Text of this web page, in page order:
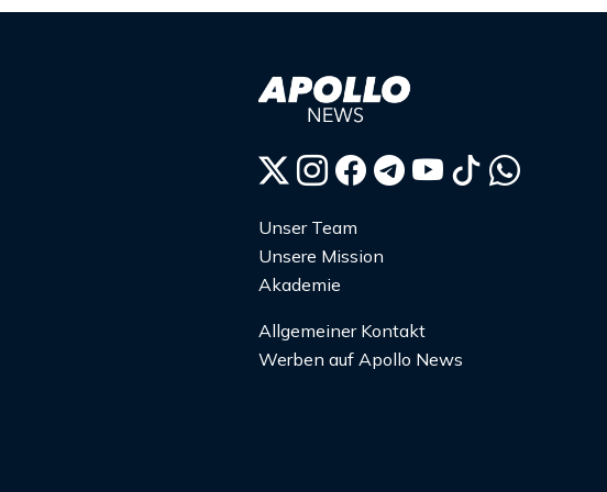
Unser Team
Unsere Mission
Akademie
Allgemeiner Kontakt
Werben auf Apollo News